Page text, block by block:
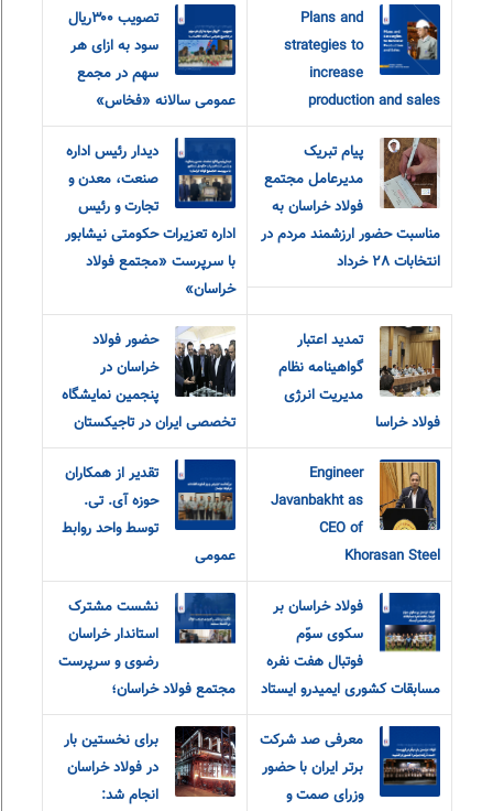
Plans and
strategies to
increase
production and sales
تصویب ۳۰۰ریال
سود به ازای هر
سهم در مجمع
عمومی سالانه «فخاس»
پیام تبریک
مدیرعامل مجتمع
فولاد خراسان به
مناسبت حضور ارزشمند مردم در
انتخابات ٢٨ خرداد
دیدار رئیس اداره
صنعت، معدن و
تجارت و رئیس
اداره تعزیرات حکومتی نیشابور
با سرپرست «مجتمع فولاد
خراسان»
تمدید اعتبار
گواهینامه نظام
مدیریت انرژی
فولاد خراسا
حضور فولاد
خراسان در
پنجمین نمایشگاه
تخصصی ایران در تاجیکستان
Engineer
Javanbakht as
CEO of
Khorasan Steel
تقدیر از همکاران
حوزه آی. تی.
توسط واحد روابط
عمومی
فولاد خراسان بر
سکوی سوّم
فوتبال هفت نفره
مسابقات کشوری ایمیدرو ایستاد
نشست مشترک
استاندار خراسان
رضوی و سرپرست
مجتمع فولاد خراسان؛
معرفی صد شرکت
برتر ایران با حضور
وزرای صمت و
برای نخستین بار
در فولاد خراسان
انجام شد: